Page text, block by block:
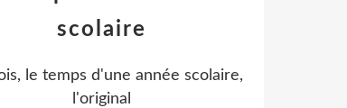
scolaire
le temps d'une année scolaire,
l'original